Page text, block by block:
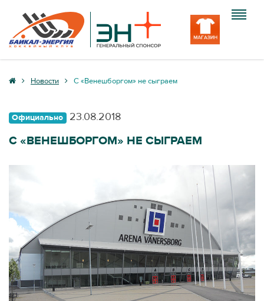
Клуб Новости С «Венешборгом» не сыграем
Официально 23.08.2018
С «ВЕНЕШБОРГОМ» НЕ СЫГРАЕМ